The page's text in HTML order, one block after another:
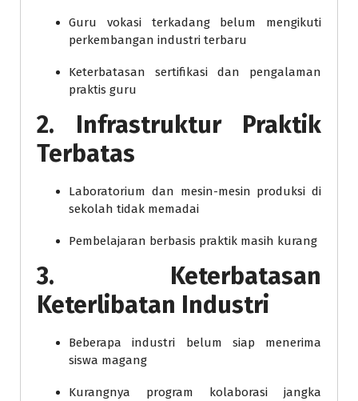
Guru vokasi terkadang belum mengikuti
perkembangan industri terbaru
Keterbatasan sertifikasi dan pengalaman
praktis guru
2. Infrastruktur Praktik
Terbatas
Laboratorium dan mesin-mesin produksi di
sekolah tidak memadai
Pembelajaran berbasis praktik masih kurang
3. Keterbatasan
Keterlibatan Industri
Beberapa industri belum siap menerima
siswa magang
Kurangnya program kolaborasi jangka